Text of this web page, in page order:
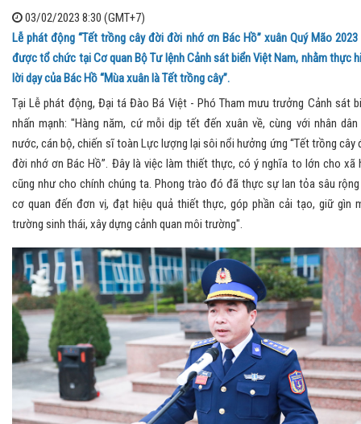
03/02/2023 8:30 (GMT+7)
Lễ phát động “Tết trồng cây đời đời nhớ ơn Bác Hồ” xuân Quý Mão 2023
được tổ chức tại Cơ quan Bộ Tư lệnh Cảnh sát biển Việt Nam, nhằm thực
lời dạy của Bác Hồ “Mùa xuân là Tết trồng cây”.
Tại Lễ phát động, Đại tá Đào Bá Việt - Phó Tham mưu trưởng Cảnh sát
nhấn mạnh: "Hàng năm, cứ mỗi dịp tết đến xuân về, cùng với nhân dân
nước, cán bộ, chiến sĩ toàn Lực lượng lại sôi nổi hưởng ứng “Tết trồng cây
đời nhớ ơn Bác Hồ”. Đây là việc làm thiết thực, có ý nghĩa to lớn cho xã
cũng như cho chính chúng ta. Phong trào đó đã thực sự lan tỏa sâu
cơ quan đến đơn vị, đạt hiệu quả thiết thực, góp phần cải tạo, giữ gìn
trường sinh thái, xây dựng cảnh quan môi trường".